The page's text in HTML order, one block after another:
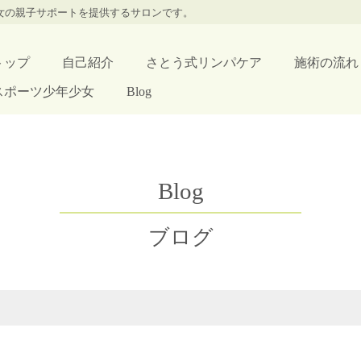
親子サポートを提供するサロンです。
ップ 自己紹介 さとう式リンパケア 施術の流れ
ポーツ少年少女 Blog
Blog
ブログ